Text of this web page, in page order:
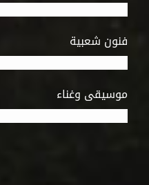
فنون شعبية
موسيقى وغناء